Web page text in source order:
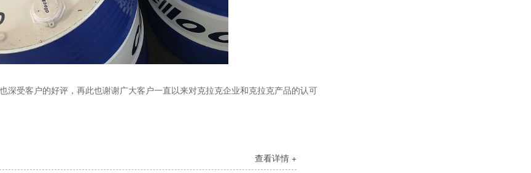
深受客户的好评，再此也谢谢广大客户一直以来对克拉克企业和克拉克产品的认可
查看详情 +